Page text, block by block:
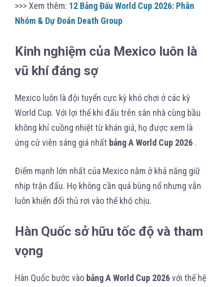
>>> Xem thêm: 12 Bảng Đấu World Cup 2026: Phân
Nhóm & Dự Đoán Death Group
Kinh nghiệm của Mexico luôn là
vũ khí đáng sợ
Mexico luôn là đội tuyển cực kỳ khó chơi ở các kỳ
World Cup. Với lợi thế khi đấu trên sân nhà cùng bầu
không khí cuồng nhiệt từ khán giả, họ được xem là
ứng cử viên sáng giá nhất bảng A World Cup 2026 .
Điểm mạnh lớn nhất của Mexico nằm ở khả năng giữ
nhịp trận đấu. Họ không cần quá bùng nổ nhưng vẫn
luôn khiến đối thủ rơi vào thế khó chịu.
Hàn Quốc sở hữu tốc độ và tham
vọng
Hàn Quốc bước vào bảng A World Cup 2026với thế hệ